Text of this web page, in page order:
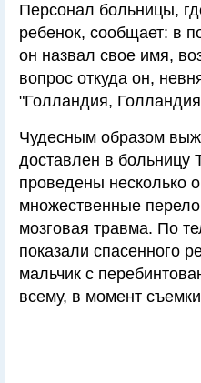
Персонал больницы,
ребенок, сообщает: в
он назвал свое имя,
вопрос откуда он,
"Голландия,
Чудесным образом
доставлен в больницу
проведены несколько
множественные
мозговая травма. По
показали спасенного
мальчик с
всему, в момент